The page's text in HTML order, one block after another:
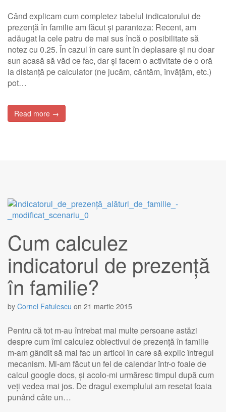
Când explicam cum completez tabelul indicatorului de
prezență în familie am făcut și paranteza: Recent, am
adăugat la cele patru de mai sus încă o posibilitate să
notez cu 0.25. În cazul în care sunt în deplasare și nu doar
sun acasă să văd ce fac, dar și facem o activitate de o oră
la distanță pe calculator (ne jucăm, cântăm, învățăm, etc.)
pot…
Read more →
Cum calculez
indicatorul de prezență
în familie?
by Cornel Fatulescu on 21 martie 2015
Pentru că tot m-au întrebat mai multe persoane astăzi
despre cum îmi calculez obiectivul de prezență în familie
m-am gândit să mai fac un articol în care să explic întregul
mecanism. Mi-am făcut un fel de calendar într-o foaie de
calcul google docs, și acolo-mi urmăresc timpul după cum
veți vedea mai jos. De dragul exemplului am resetat foaia
punând câte un…